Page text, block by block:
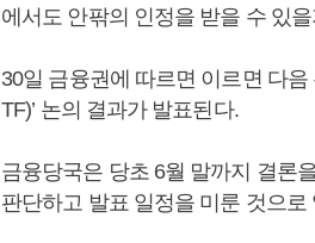
에서도 안팎의 인정을 받을 수 있
30일 금융권에 따르면 이르면 다음
TF)’ 논의 결과가 발표된다.
금융당국은 당초 6월 말까지 결론
판단하고 발표 일정을 미룬 것으로